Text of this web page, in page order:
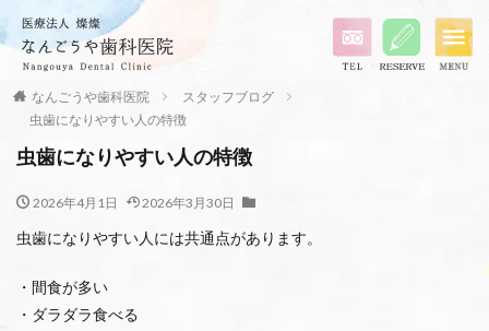
なんごうや歯科医院
スタッフブログ
虫歯になりやすい人の特徴
虫歯になりやすい人の特徴
2026年4月1日 2026年3月30日
虫歯になりやすい人には共通点があります。
・間食が多い
・ダラダラ食べる